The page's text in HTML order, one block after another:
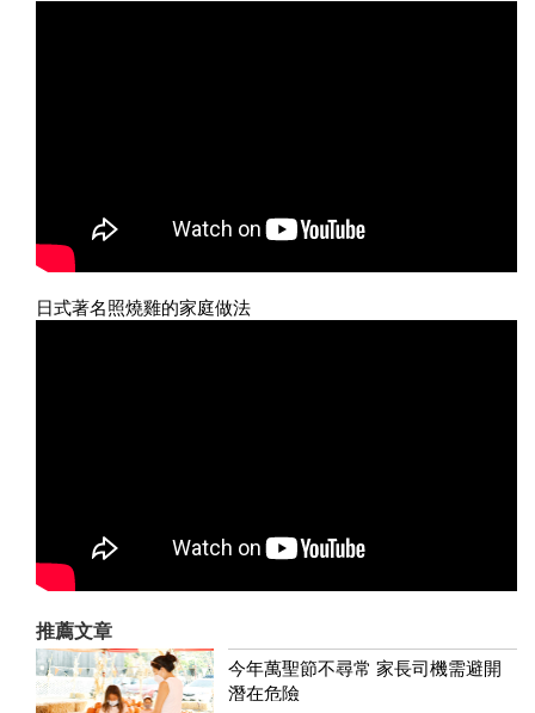
日式著名照燒雞的家庭做法
推薦文章
今年萬聖節不尋常 家長司機需避開
潛在危險